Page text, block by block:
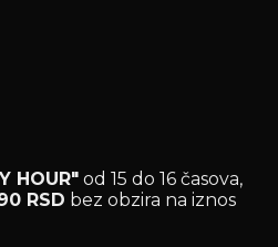
HOUR" od 15 do 16 časova,
RSD bez obzira na iznos